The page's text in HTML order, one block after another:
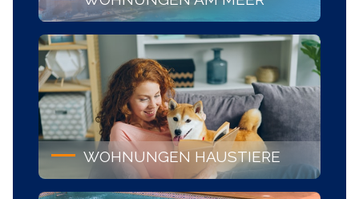
WOHNUNGEN HAUSTIERE